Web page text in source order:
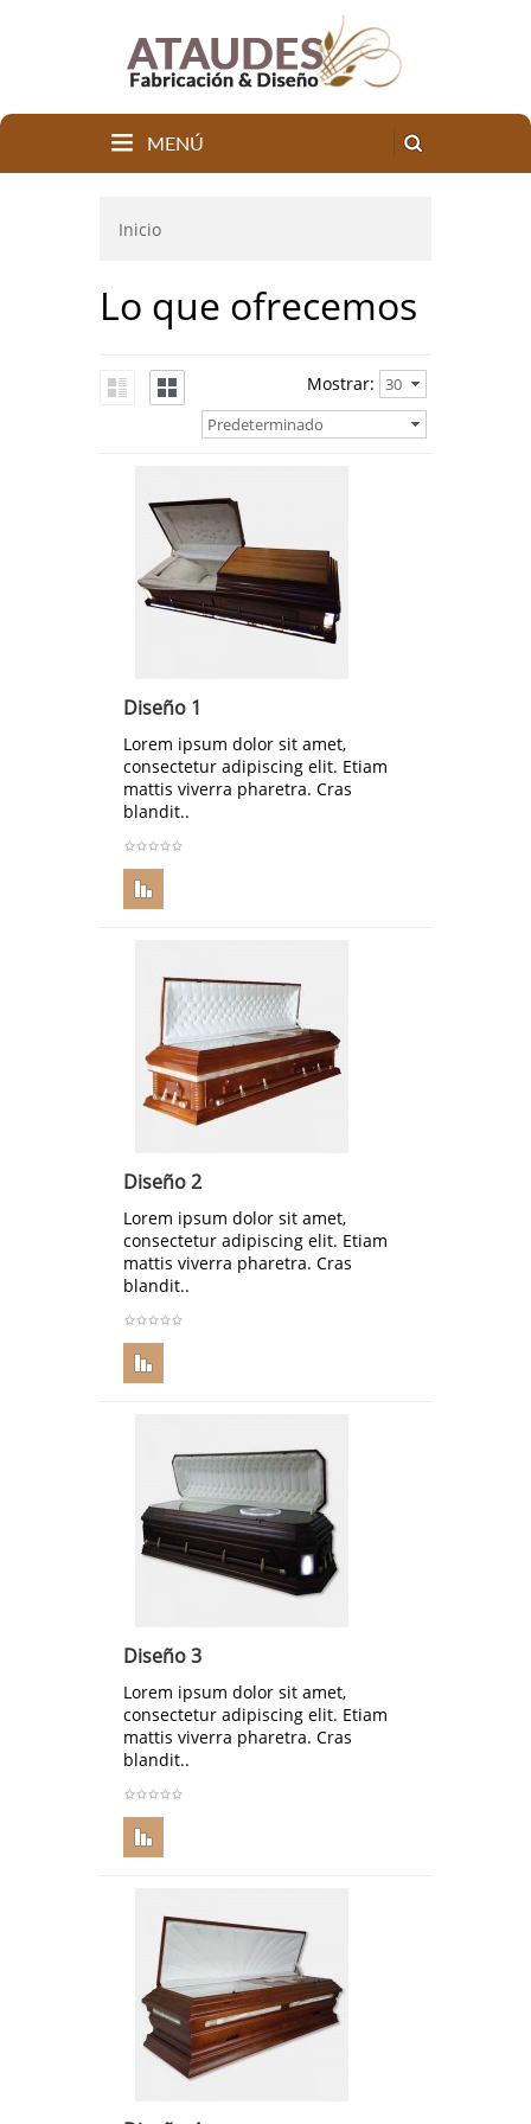
MENÚ
Inicio
Lo que ofrecemos
Mostrar: 30
Predeterminado
Diseño 1
Lorem ipsum dolor sit amet,
consectetur adipiscing elit. Etiam
mattis viverra pharetra. Cras
blandit..
Diseño 2
Lorem ipsum dolor sit amet,
consectetur adipiscing elit. Etiam
mattis viverra pharetra. Cras
blandit..
Diseño 3
Lorem ipsum dolor sit amet,
consectetur adipiscing elit. Etiam
mattis viverra pharetra. Cras
blandit..